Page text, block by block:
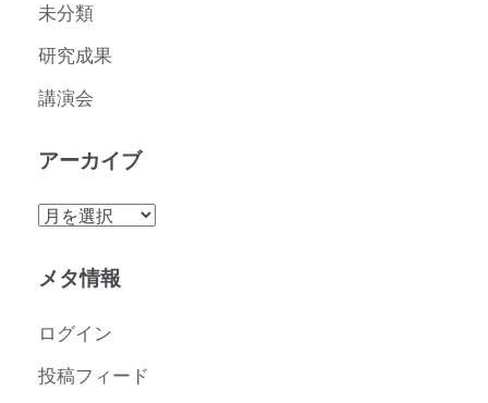
未分類
研究成果
講演会
アーカイブ
ア
カ
ブ
メタ情報
ログイン
投稿フィード